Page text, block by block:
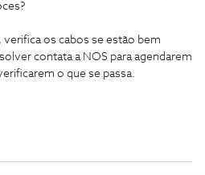
verifica os cabos se estão bem
contata a NOS para agendarem
o que se passa.